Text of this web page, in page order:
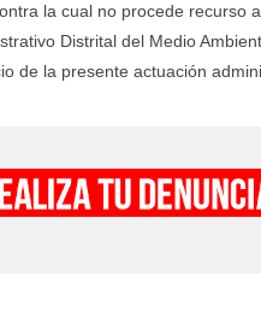
la cual no procede recurso
Distrital del Medio
de la presente actuación